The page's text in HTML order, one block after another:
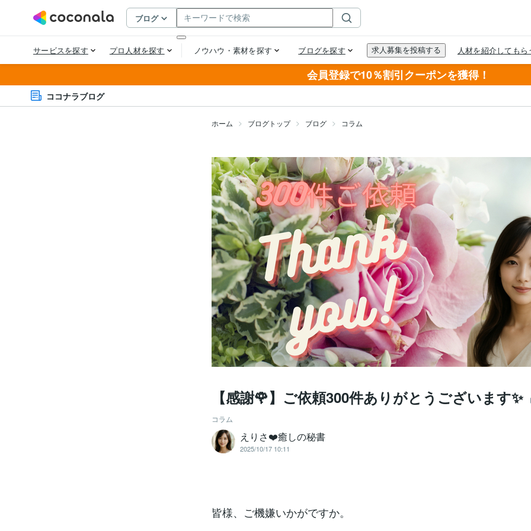
会員登録で10％割引クーポンを獲得！
ココナラブログ
ホーム ブログトップ ブログ コラム
【感謝🌹】ご依頼300件ありがとうございます✨
コラム
えりさ❤️癒しの秘書
2025/10/17 10:11
皆様、ご機嫌いかがですか。